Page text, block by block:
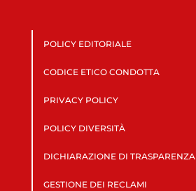
POLICY EDITORIALE
CODICE ETICO CONDOTTA
PRIVACY POLICY
POLICY DIVERSITÀ
DICHIARAZIONE DI TRASPARENZA
GESTIONE DEI RECLAMI